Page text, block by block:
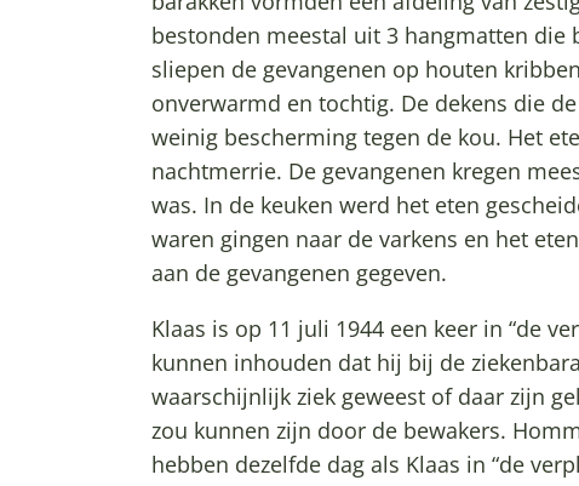
bestonden meestal uit 3 hangmatten die
sliepen de gevangenen op houten
onverwarmd en tochtig. De dekens die
weinig bescherming tegen de kou. Het
nachtmerrie. De gevangenen kregen
was. In de keuken werd het eten
waren gingen naar de varkens en het
aan de gevangenen gegeven.
Klaas is op 11 juli 1944 een keer in “de
kunnen inhouden dat hij bij de
waarschijnlijk ziek geweest of daar zijn
zou kunnen zijn door de bewakers.
hebben dezelfde dag als Klaas in “de